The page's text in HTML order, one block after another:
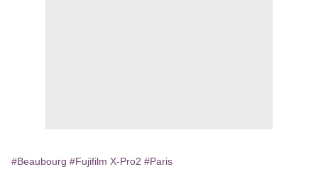
#Beaubourg #Fujifilm X-Pro2 #Paris